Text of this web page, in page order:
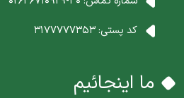
کد پستی:3177777353
ما اینجائیم